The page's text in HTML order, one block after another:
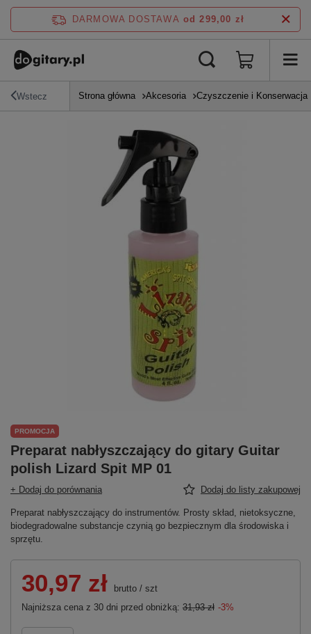
DARMOWA DOSTAWA od 299,00 zł
Wstecz Strona główna Akcesoria Czyszczenie i Konserwacja
PROMOCJA
Preparat nabłyszczający do gitary Guitar
polish Lizard Spit MP 01
+ Dodaj do porównania Dodaj do listy zakupowej
Preparat nabłyszczający do instrumentów. Prosty skład, nietoksyczne,
biodegradowalne substancje czynią go bezpiecznym dla środowiska i
sprzętu.
30,97 zł brutto / szt
Najniższa cena z 30 dni przed obniżką: 31,93 zł -3%